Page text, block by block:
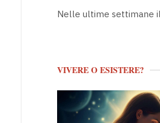
Nelle ultime settimane
VIVERE O ESISTERE?